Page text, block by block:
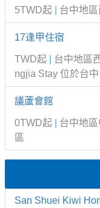
5TWD起
台中地
17逢甲住宿
TWD起
台中地區
ngjia Stay 位於台中
議蘆會館
0TWD起
台中地
區
San Shuei Kiwi